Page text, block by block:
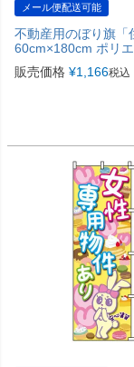
メール便配送可能
不動産用のぼり旗「
60cm×180cm ポリ
販売価格 ¥1,166税込